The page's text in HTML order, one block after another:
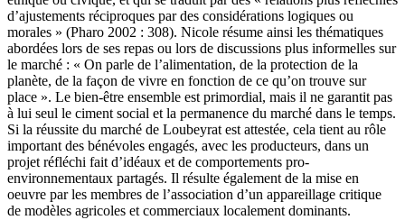
d’ajustements réciproques par des considérations logiques ou
morales » (Pharo 2002 : 308). Nicole résume ainsi les thématiques
abordées lors de ses repas ou lors de discussions plus informelles sur
le marché : « On parle de l’alimentation, de la protection de la
planète, de la façon de vivre en fonction de ce qu’on trouve sur
place ». Le bien-être ensemble est primordial, mais il ne garantit pas
à lui seul le ciment social et la permanence du marché dans le temps.
Si la réussite du marché de Loubeyrat est attestée, cela tient au rôle
important des bénévoles engagés, avec les producteurs, dans un
projet réfléchi fait d’idéaux et de comportements pro-
environnementaux partagés. Il résulte également de la mise en
oeuvre par les membres de l’association d’un appareillage critique
de modèles agricoles et commerciaux localement dominants.